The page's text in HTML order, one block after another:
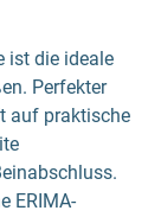
ist die ideale
Perfekter
auf praktische
ERIMA-